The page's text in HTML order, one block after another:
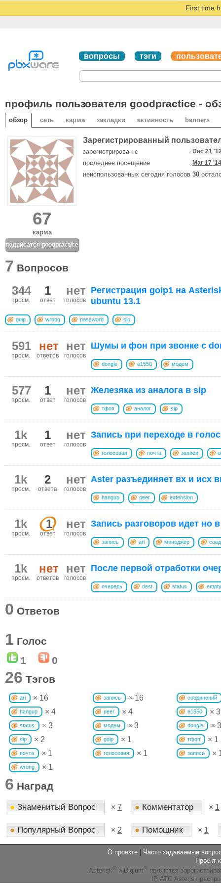
First time
вопросы тэги
профиль пользователя goodpractice -
обзор сеть карма закладки активность banners
67
карма
подписатся goodpractice
Зарегистрированный
зарегистрирован с Dec 21
последнее посещение Mar 17 '14
неиспользованных сегодня голосов 30
7 Вопросов
нет
голосов
1
ответ
344
просм.
Регистрация goip1 на
ubuntu 13.1
goip wrong password sip
нет
голосов
нет
ответов
591
просм.
Шумы и фон при звонке с
dongle e1550 модем
нет
голосов
1
ответ
577
просм.
Железяка из аналога в sip
тфоп аналог sip
нет
голосов
1
ответ
1k
просм.
Запись при переходе в
голосовая почта записи в
нет
голосов
2
ответа
1k
просм.
Aster разъединяет вх и исх
hangup peer extension
нет
голосов
1
ответ
1k
просм.
Запись разговоров идет но
запись ari менеджер
нет
голосов
нет
ответов
1k
просм.
После первой отработки
очередь dest status empty
0 Ответов
1 Голос
1
0
26 Тэгов
ari × 16 запись × 16 соединений
hangup × 4 peer × 4 e1550 × 3
status × 3 модем × 3 dongle × 3
sip × 2 goip × 1 тфоп × 1
почта × 1 голосовая × 1 записи ×
wrong × 1
6 Наград
● Знаменитый Вопрос × 7 ● Комментатор × 1
● Популярный Вопрос × 2 ● Помощник × 1
О проекте
Часто задаваемые
Проект
Asterisk ® и Digium ® являются
IP АТС Asterisk